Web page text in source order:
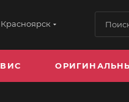
Красноярск